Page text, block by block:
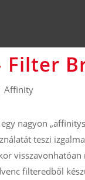
Affinity
nagyon
teszi
filteredből